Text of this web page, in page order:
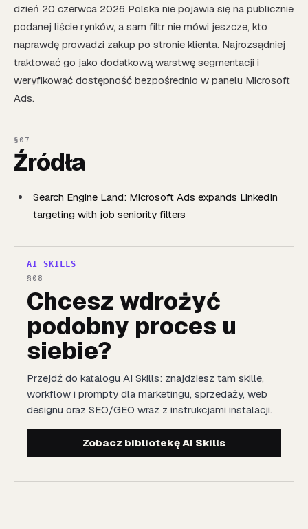
dzień 20 czerwca 2026 Polska nie pojawia się na publicznie
podanej liście rynków, a sam filtr nie mówi jeszcze, kto
naprawdę prowadzi zakup po stronie klienta. Najrozsądniej
traktować go jako dodatkową warstwę segmentacji i
weryfikować dostępność bezpośrednio w panelu Microsoft
Ads.
Źródła
Search Engine Land: Microsoft Ads expands LinkedIn
targeting with job seniority filters
AI SKILLS
Chcesz wdrożyć
podobny proces u
siebie?
Przejdź do katalogu AI Skills: znajdziesz tam skille,
workflow i prompty dla marketingu, sprzedaży, web
designu oraz SEO/GEO wraz z instrukcjami instalacji.
Zobacz bibliotekę AI Skills